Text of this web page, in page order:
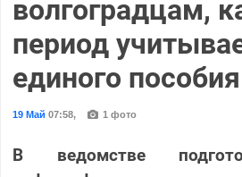
волгоградцам,
период
единого пособия
19 Май 07:58, 1 фото
В ведомстве